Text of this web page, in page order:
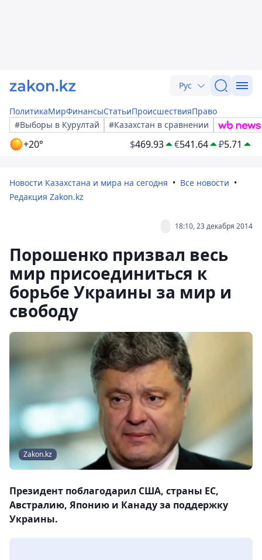
Рус
ПолитикаМирФинансыСтатьиПроисшествияПраво
#Выборы в Курултай
#Казахстан в сравнении
+20° $469.93 €541.64 ₽5.71
Новости Казахстана и мира на сегодня
Все новости
Редакция Zakon.kz
18:10, 23 декабря 2014
Порошенко призвал весь
мир присоединиться к
борьбе Украины за мир и
свободу
Zakon.kz
Президент поблагодарил США, страны ЕС,
Австралию, Японию и Канаду за поддержку
Украины.